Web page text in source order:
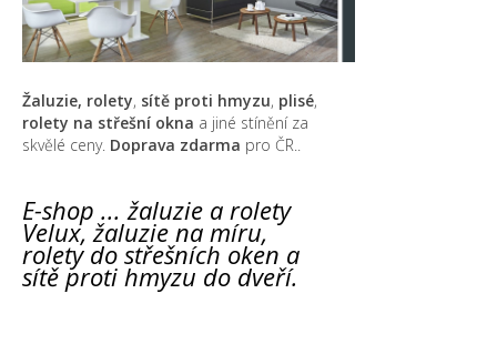
Žaluzie, rolety, sítě proti hmyzu, plisé,
rolety na střešní okna a jiné stínění za
skvělé ceny. Doprava zdarma pro ČR..
E-shop ... žaluzie a rolety
Velux, žaluzie na míru,
rolety do střešních oken a
sítě proti hmyzu do dveří.